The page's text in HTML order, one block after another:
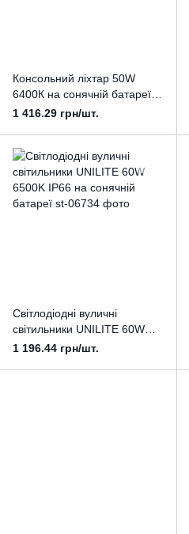
Консольний ліхтар 50W
6400К на сонячній батареї з
датчиком руху IP65
1 416.29 грн/шт.
Світлодіодні вуличні
світильники UNILITE 60W
6500K IP66 на сонячній
1 196.44 грн/шт.